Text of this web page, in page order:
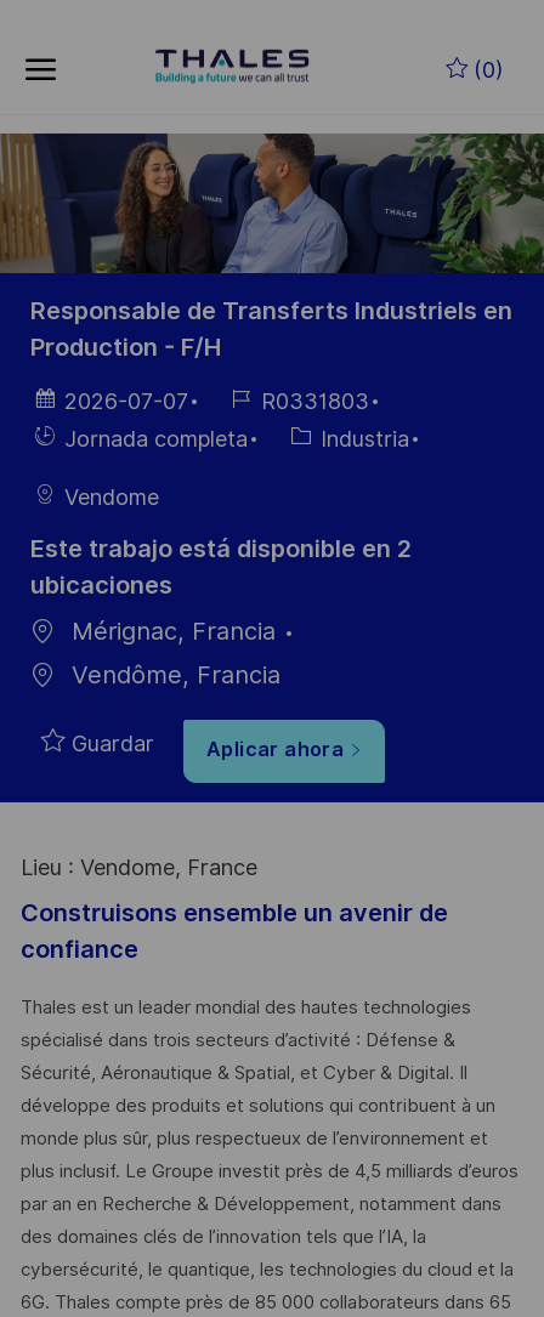
(0)
-
Responsable de Transferts Industriels en
Production - F/H
Fecha de
publicación
2026-07-07
ID de
empleo
R0331803
HiringJornada completa Categoría
Industria
Vendome
Este trabajo está disponible en 2
ubicaciones
Mérignac, Francia
Vendôme, Francia
Guardar Aplicar ahora
Lieu : Vendome, France
Construisons ensemble un avenir de
confiance
Thales est un leader mondial des hautes technologies
spécialisé dans trois secteurs d’activité : Défense &
Sécurité, Aéronautique & Spatial, et Cyber & Digital. Il
développe des produits et solutions qui contribuent à un
monde plus sûr, plus respectueux de l’environnement et
plus inclusif. Le Groupe investit près de 4,5 milliards d’euros
par an en Recherche & Développement, notamment dans
des domaines clés de l’innovation tels que l’IA, la
cybersécurité, le quantique, les technologies du cloud et la
6G. Thales compte près de 85 000 collaborateurs dans 65